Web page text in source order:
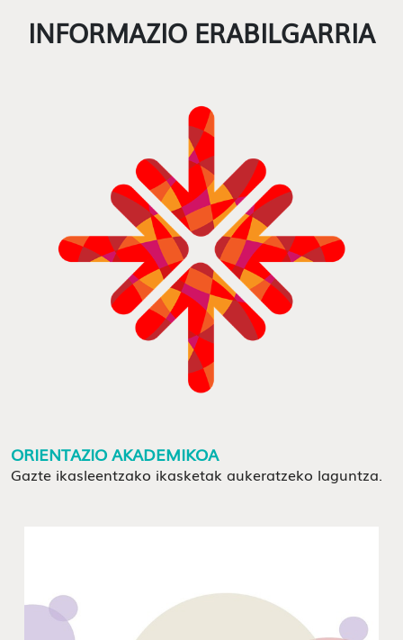
INFORMAZIO ERABILGARRIA
ORIENTAZIO AKADEMIKOA
Gazte ikasleentzako ikasketak aukeratzeko laguntza.